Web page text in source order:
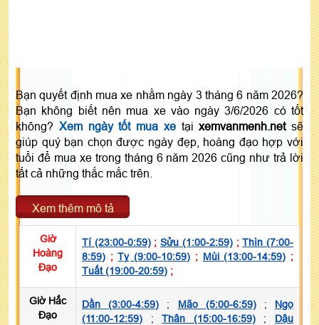
Bạn quyết định mua xe nhằm ngày 3 tháng 6 năm 2026?
Bạn không biết nên mua xe vào ngày 3/6/2026 có tốt
không? Xem ngày tốt mua xetạixemvanmenh.netsẽ
giúp quý bạn chọn được ngày đẹp, hoàng đạo hợp với
tuổi để mua xe trong tháng 6 năm 2026 cũng như trả lời
tất cả những thắc mắc trên.
Xem thêm mô tả
Giờ
Hoàng
Đạo
Tí (23:00-0:59);Sửu (1:00-2:59);Thìn (7:00-
8:59) ;Tỵ (9:00-10:59) ; Mùi (13:00-14:59) ;
Tuất (19:00-20:59) ;
Giờ Hắc
Đạo
Dần (3:00-4:59) ; Mão (5:00-6:59); Ngọ
(11:00-12:59) ;Thân (15:00-16:59); Dậu